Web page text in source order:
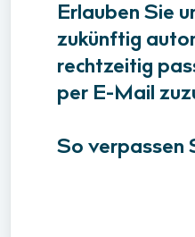
Erlauben Sie
zukünftig
rechtzeitig
per E-Mail
So verpassen